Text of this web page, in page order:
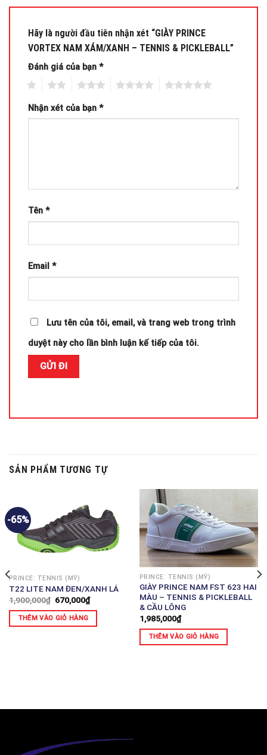
Hãy là người đầu tiên nhận xét “GIÀY PRINCE
VORTEX NAM XÁM/XANH – TENNIS & PICKLEBALL”
Đánh giá của bạn *
Nhận xét của bạn *
Tên *
Email *
Lưu tên của tôi, email, và trang web trong trình
duyệt này cho lần bình luận kế tiếp của tôi.
SẢN PHẨM TƯƠNG TỰ
-65%
PRINCE: TENNIS (MỸ)
T22 LITE NAM ĐEN/XANH LÁ
1,900,000₫ 670,000₫
THÊM VÀO GIỎ HÀNG
PRINCE: TENNIS (MỸ)
GIÀY PRINCE NAM FST 623 HAI
MÀU – TENNIS & PICKLEBALL
& CẦU LÔNG
1,985,000₫
THÊM VÀO GIỎ HÀNG